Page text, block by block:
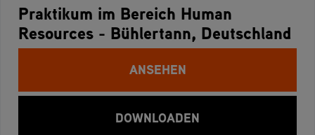
Praktikum im Bereich Human
Resources - Bühlertann, Deutschland
ANSEHEN
DOWNLOADEN